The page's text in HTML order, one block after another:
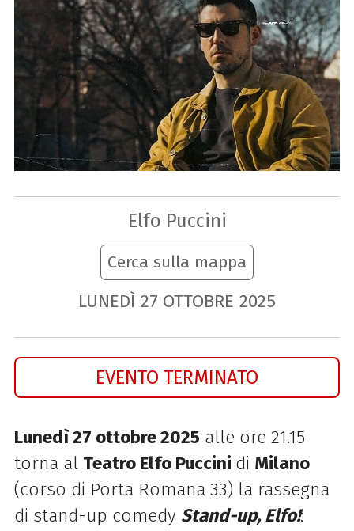
Elfo Puccini
Cerca sulla mappa
LUNEDÌ 27 OTTOBRE 2025
EVENTO TERMINATO
Lunedì 27 ottobre 2025 alle ore 21.15
torna al Teatro Elfo Puccini di Milano
(corso di Porta Romana 33) la rassegna
di stand-up comedy Stand-up, Elfo!: